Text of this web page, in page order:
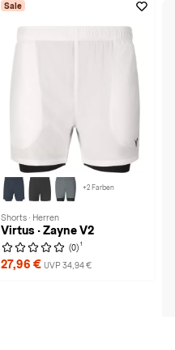
Sale
+2 Farben
Shorts · Herren
Virtus · Zayne V2
(0) 1
27,96 € UVP 34,94 €